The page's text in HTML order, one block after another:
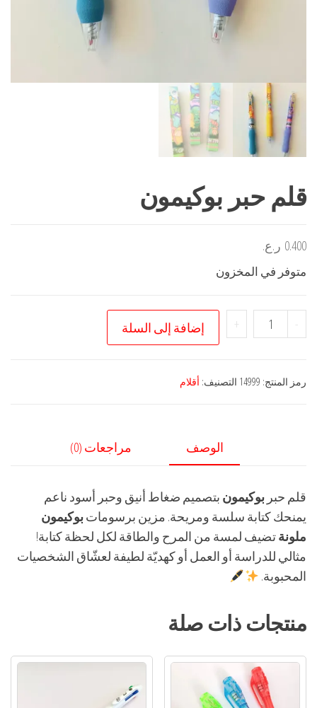
قلم حبر بوكيمون
0.400 ر.ع.
متوفر في المخزون
-
كمية
قلم
بوكيمون
+ إضافة إلى السلة
رمز المنتج: 14999 التصنيف: أقلام
الوصف مراجعات (0)
قلم حبر بوكيمون بتصميم ضغاط أنيق وحبر أسود ناعم
يمنحك كتابة سلسة ومريحة. مزين برسوماتبوكيمون
ملونةتضيف لمسة من المرح والطاقة لكل لحظة كتابة!
مثالي للدراسة أو العمل أو كهديّة لطيفة لعشّاق الشخصيات
المحبوبة.
منتجات ذات صلة